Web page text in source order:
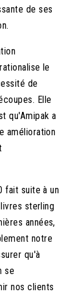
de ses
le
de
Elle
qu'Amipak a
amélioration
fait suite à un
sterling
années,
notre
qu'à
se
nos clients